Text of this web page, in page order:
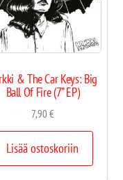
& The Car Keys: Big
Ball Of Fire (7” EP)
7,90€
Lisää ostoskoriin